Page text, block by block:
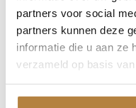
partners voor social
partners kunnen deze
informatie die u aan ze
verzameld op basis